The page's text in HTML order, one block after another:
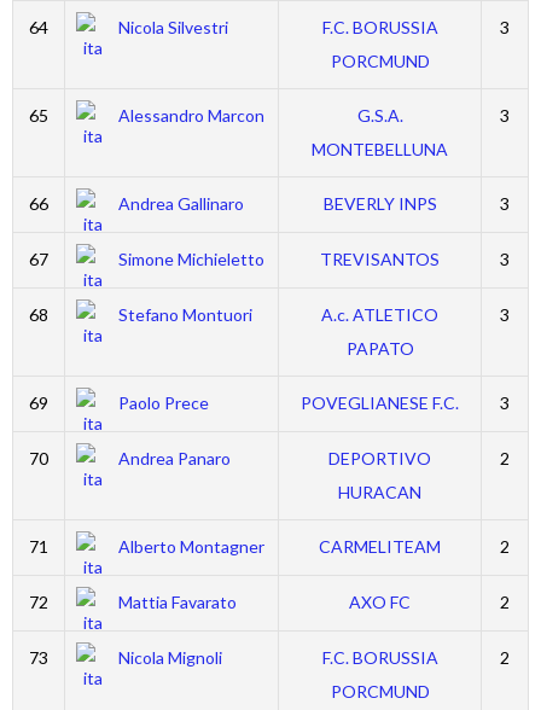
64 Nicola Silvestri
F.C. BORUSSIA
PORCMUND
3
65 Alessandro Marcon
G.S.A.
MONTEBELLUNA
3
66 Andrea Gallinaro BEVERLY INPS 3
67 Simone Michieletto TREVISANTOS 3
68 Stefano Montuori
A.c. ATLETICO
PAPATO
3
69 Paolo Prece POVEGLIANESE F.C. 3
70 Andrea Panaro
DEPORTIVO
HURACAN
2
71 Alberto Montagner CARMELITEAM 2
72 Mattia Favarato AXO FC 2
73 Nicola Mignoli
F.C. BORUSSIA
PORCMUND
2